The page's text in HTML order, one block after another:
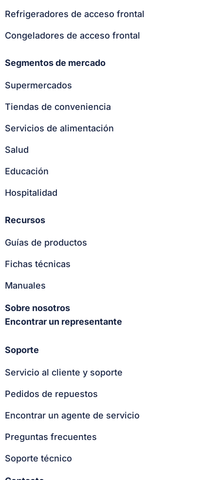
Refrigeradores de acceso frontal
Congeladores de acceso frontal
Segmentos de mercado
Supermercados
Tiendas de conveniencia
Servicios de alimentación
Salud
Educación
Hospitalidad
Recursos
Guías de productos
Fichas técnicas
Manuales
Sobre nosotros
Encontrar un representante
Soporte
Servicio al cliente y soporte
Pedidos de repuestos
Encontrar un agente de servicio
Preguntas frecuentes
Soporte técnico